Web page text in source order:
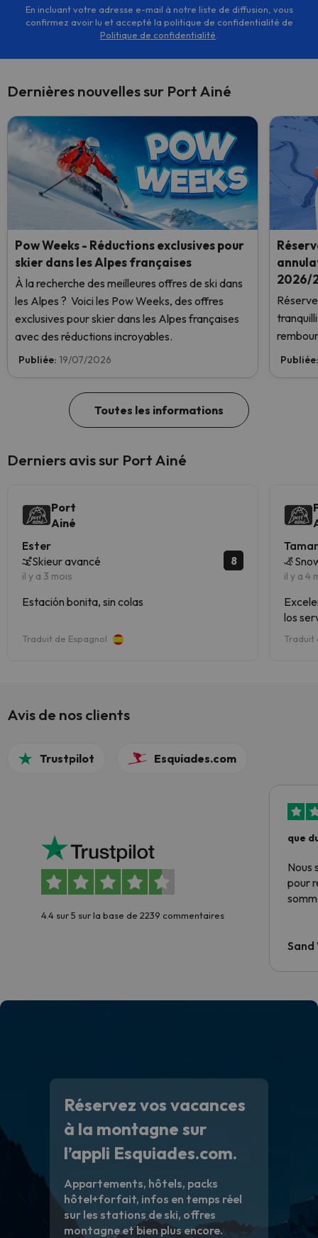
En incluant votre adresse e-mail à notre liste de diffusion, vous
confirmez avoir lu et accepté la politique de confidentialité de
Politique de confidentialité
Dernières nouvelles sur Port Ainé
Pow Weeks - Réductions exclusives pour
skier dans les Alpes françaises
À la recherche des meilleures offres de ski dans
les Alpes ? Voici les Pow Weeks, des offres
exclusives pour skier dans les Alpes françaises
avec des réductions incroyables.
Publiée: 19/07/2026
2026/
Toutes les informations
Derniers avis sur Port Ainé
Port
Ainé
Ester
Skieur avancé
il y a 3 mois
8
Estación bonita, sin colas
Traduit de Espagnol
il y a 4
los
Traduit
Avis de nos clients
Trustpilot Esquiades.com
4.4 sur 5 sur la base de 2239 commentaires
que
Nous
pour
Sand
Réservez vos vacances
à la montagne sur
l’appli Esquiades.com.
Appartements, hôtels, packs
hôtel+forfait, infos en temps réel
sur les stations de ski, offres
montagne et bien plus encore.